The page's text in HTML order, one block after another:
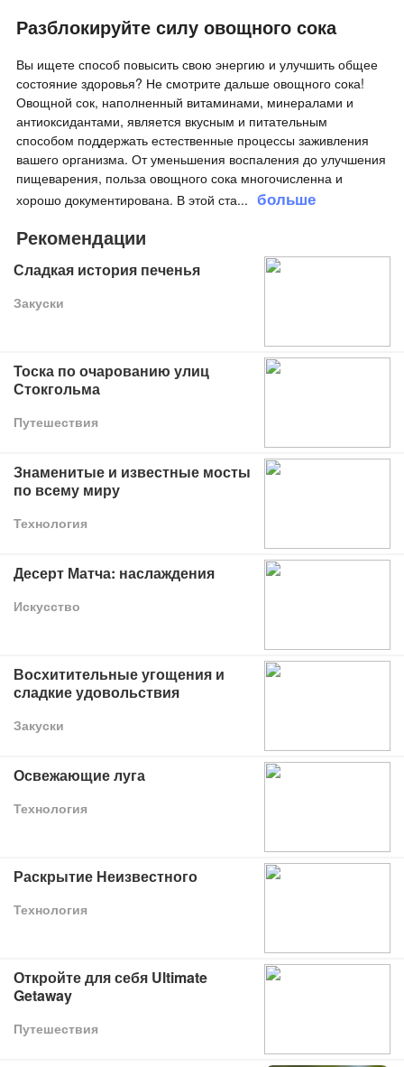
Разблокируйте силу овощного сока
Вы ищете способ повысить свою энергию и улучшить общее
состояние здоровья? Не смотрите дальше овощного сока!
Овощной сок, наполненный витаминами, минералами и
антиоксидантами, является вкусным и питательным
способом поддержать естественные процессы заживления
вашего организма. От уменьшения воспаления до улучшения
пищеварения, польза овощного сока многочисленна и
хорошо документирована. В этой ста... больше
Рекомендации
Сладкая история печенья
Закуски
Тоска по очарованию улиц
Стокгольма
Путешествия
Знаменитые и известные мосты
по всему миру
Технология
Десерт Матча: наслаждения
Искусство
Восхитительные угощения и
сладкие удовольствия
Закуски
Освежающие луга
Технология
Раскрытие Неизвестного
Технология
Откройте для себя Ultimate
Getaway
Путешествия